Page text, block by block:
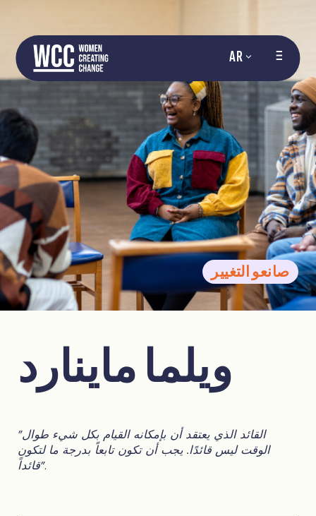
AR
صانعو التغيير
ويلما ماينارد
"القائد الذي يعتقد أن بإمكانه القيام بكل شيء طوال
الوقت ليس قائدًا. يجب أن تكون تابعاً بدرجة ما لتكون
قائداً".